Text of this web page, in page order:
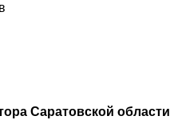
Саратовской области